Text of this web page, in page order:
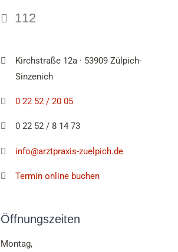
112
Kirchstraße 12a · 53909 Zülpich-
Sinzenich
0 22 52 / 20 05
0 22 52 / 8 14 73
info@arztpraxis-zuelpich.de
Termin online buchen
Öffnungszeiten
Montag,